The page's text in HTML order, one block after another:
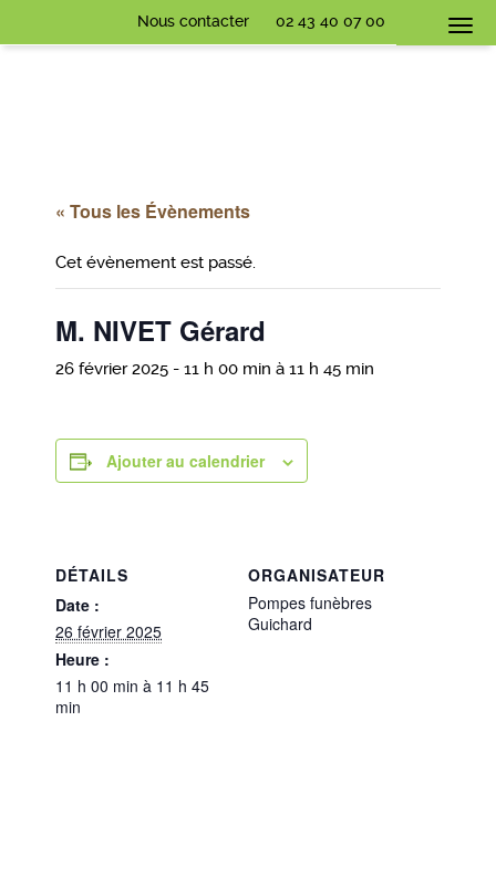
Nous contacter 02 43 40 07 00
« Tous les Évènements
Cet évènement est passé.
M. NIVET Gérard
26 février 2025 - 11 h 00 min à 11 h 45 min
Ajouter au calendrier
DÉTAILS
Date :
26 février 2025
Heure :
11 h 00 min à 11 h 45
min
ORGANISATEUR
Pompes funèbres
Guichard